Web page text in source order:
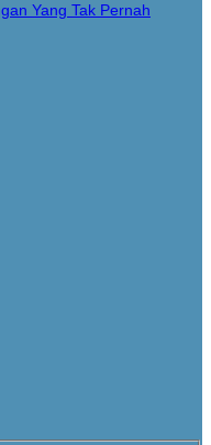
Yang Tak Pernah